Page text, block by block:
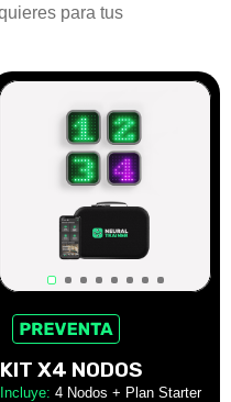
para tus
KIT X4 NODOS
Incluye: 4 Nodos + Plan Starter